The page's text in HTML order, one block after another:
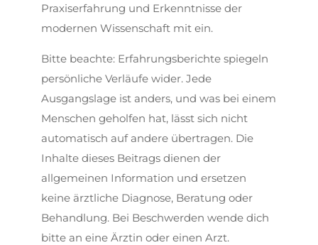
Praxiserfahrung und Erkenntnisse der
modernen Wissenschaft mit ein.
Bitte beachte: Erfahrungsberichte spiegeln
persönliche Verläufe wider. Jede
Ausgangslage ist anders, und was bei einem
Menschen geholfen hat, lässt sich nicht
automatisch auf andere übertragen. Die
Inhalte dieses Beitrags dienen der
allgemeinen Information und ersetzen
keine ärztliche Diagnose, Beratung oder
Behandlung. Bei Beschwerden wende dich
bitte an eine Ärztin oder einen Arzt.